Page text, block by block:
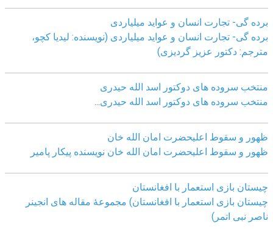
برده گی- تجارت انسان و عواید میلیاردی
برده گی- تجارت انسان و عواید میلیاردی (نویسنده: لیدیا کچو،
مترجم: دکتور عزیز گردیزی)
منتخب سروده های دوکتور اسد الله حیدری
منتخب سروده های دوکتور اسد الله حیدری
ظهور و سقوط اعلیحضرت امان الله خان
ظهور و سقوط اعلیحضرت امان الله خان نویسنده پیکار پامیر
چیستان بازی استعمار با افغانستان
چیستان بازی استعمار با افغانستان) مجموعۀ مقاله های انجینر
ناصر نبی اتمر)